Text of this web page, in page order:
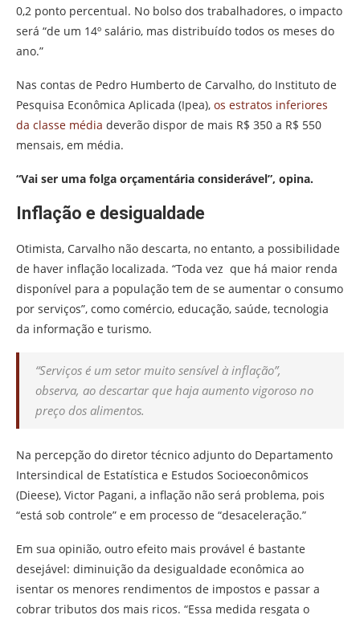
0,2 ponto percentual. No bolso dos trabalhadores, o impacto
será “de um 14º salário, mas distribuído todos os meses do
ano.”
Nas contas de Pedro Humberto de Carvalho, do Instituto de
Pesquisa Econômica Aplicada (Ipea), os estratos inferiores
da classe média deverão dispor de mais R$ 350 a R$ 550
mensais, em média.
“Vai ser uma folga orçamentária considerável”, opina.
Inflação e desigualdade
Otimista, Carvalho não descarta, no entanto, a possibilidade
de haver inflação localizada. “Toda vez que há maior renda
disponível para a população tem de se aumentar o consumo
por serviços”, como comércio, educação, saúde, tecnologia
da informação e turismo.
“Serviços é um setor muito sensível à inflação”,
observa, ao descartar que haja aumento vigoroso no
preço dos alimentos.
Na percepção do diretor técnico adjunto do Departamento
Intersindical de Estatística e Estudos Socioeconômicos
(Dieese), Victor Pagani, a inflação não será problema, pois
“está sob controle” e em processo de “desaceleração.”
Em sua opinião, outro efeito mais provável é bastante
desejável: diminuição da desigualdade econômica ao
isentar os menores rendimentos de impostos e passar a
cobrar tributos dos mais ricos. “Essa medida resgata o